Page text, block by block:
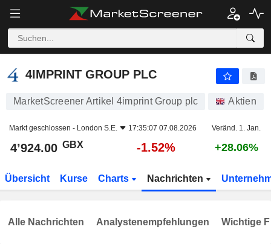
4IMPRINT GROUP PLC
4IMPRINT GROUP PLC
MarketScreener Artikel 4imprint Group plc Aktien
Markt geschlossen - London S.E. 17:35:07 07.08.2026 Veränd. 1. Jan.
4’924.00 GBX -1.52% +28.06%
Übersicht Kurse Charts Nachrichten
Alle Nachrichten Analystenempfehlungen Wichtige